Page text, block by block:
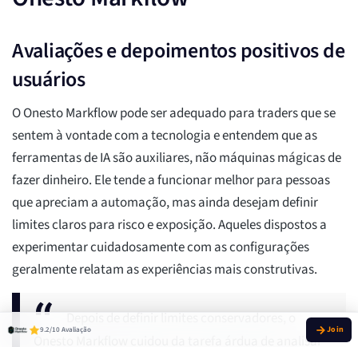
Avaliações e depoimentos positivos de
usuários
O Onesto Markflow pode ser adequado para traders que se
sentem à vontade com a tecnologia e entendem que as
ferramentas de IA são auxiliares, não máquinas mágicas de
fazer dinheiro. Ele tende a funcionar melhor para pessoas
que apreciam a automação, mas ainda desejam definir
limites claros para risco e exposição. Aqueles dispostos a
experimentar cuidadosamente com as configurações
geralmente relatam as experiências mais construtivas.
Depois de definir limites conservadores, o
Onesto Markflow cuidou da tarefa árdua de analisar
9.2/10 Avaliação